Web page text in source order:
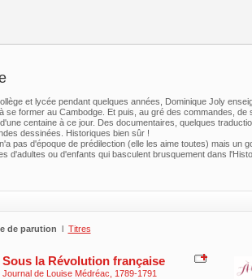
et lycée pendant quelques années, Dominique Joly
se former au Cambodge. Et puis, au gré des commandes,
centaine à ce jour. Des documentaires, quelques
dessinées. Historiques bien sûr !
pas d'époque de prédilection (elle les aime toutes) mais
d'adultes ou d'enfants qui basculent brusquement dans
de parution l Titres
Sous la Révolution française
Journal de Louise Médréac, 1789-1791